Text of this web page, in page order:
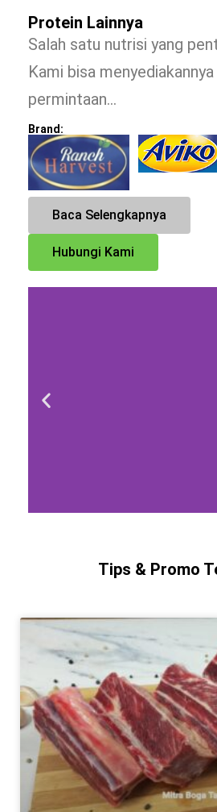
Protein Lainnya
Salah satu nutrisi yang
Kami bisa
permintaan…
Brand:
Baca Selengkapnya
Hubungi Kami
Tips & Promo